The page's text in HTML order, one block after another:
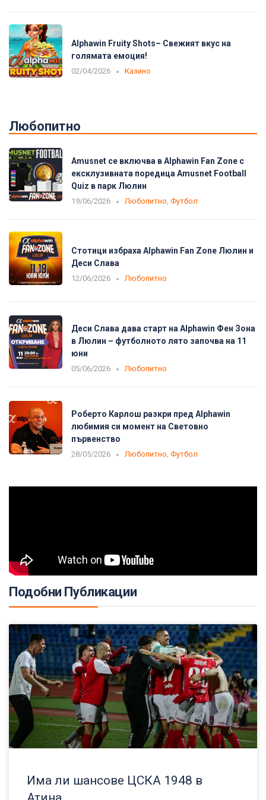
Alphawin Fruity Shots– Свежият вкус на
голямата емоция!
02/04/2026 Казино
Любопитно
Amusnet се включва в Alphawin Fan Zone с
ексклузивната поредица Amusnet Football
Quiz в парк Люлин
19/06/2026 Любопитно Футбол
Стотици избраха Alphawin Fan Zone Люлин и
Деси Слава
12/06/2026 Любопитно
Деси Слава дава старт на Alphawin Фен Зона
в Люлин – футболното лято започва на 11
юни
05/06/2026 Любопитно
Роберто Карлош разкри пред Alphawin
любимия си момент на Световно
първенство
28/05/2026 Любопитно Футбол
Подобни Публикации
Има ли шансове ЦСКА 1948 в